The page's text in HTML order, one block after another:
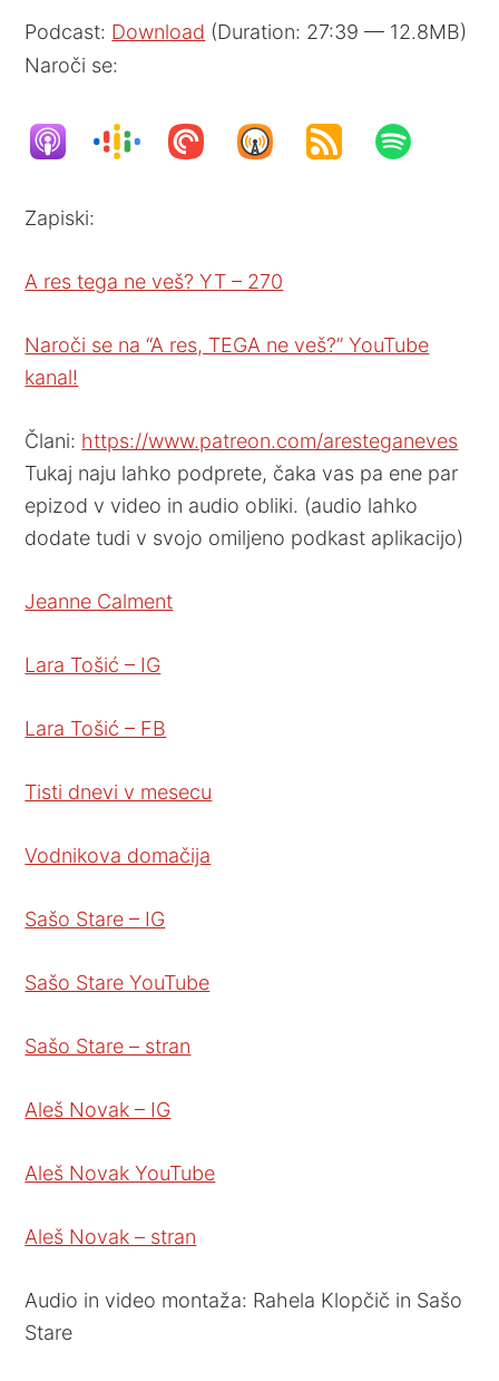
Podcast: Download (Duration: 27:39 — 12.8MB)
Naroči se:
Zapiski:
A res tega ne veš? YT – 270
Naroči se na “A res, TEGA ne veš?” YouTube
kanal!
Člani: https://www.patreon.com/aresteganeves
Tukaj naju lahko podprete, čaka vas pa ene par
epizod v video in audio obliki. (audio lahko
dodate tudi v svojo omiljeno podkast aplikacijo)
Jeanne Calment
Lara Tošić – IG
Lara Tošić – FB
Tisti dnevi v mesecu
Vodnikova domačija
Sašo Stare – IG
Sašo Stare YouTube
Sašo Stare – stran
Aleš Novak – IG
Aleš Novak YouTube
Aleš Novak – stran
Audio in video montaža: Rahela Klopčič in Sašo
Stare